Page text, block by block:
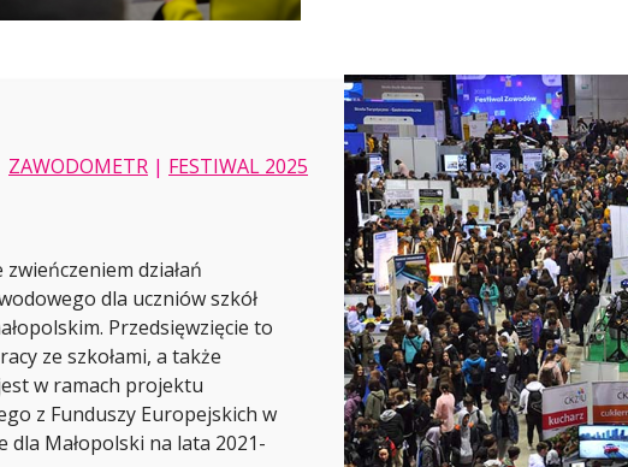
ZAWODOMETR | FESTIWAL 2025
działań
dla uczniów szkół
Przedsięwzięcie to
ze szkołami, a także
w ramach projektu
z Funduszy Europejskich w
Małopolski na lata 2021-